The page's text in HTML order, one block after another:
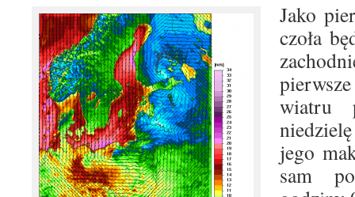
Jako
czoła
wiatru
jego
sam